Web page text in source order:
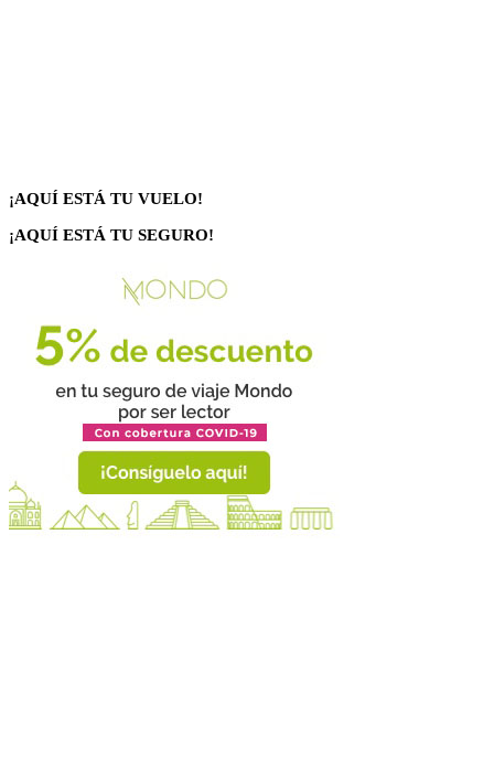
¡AQUÍ ESTÁ TU VUELO!
¡AQUÍ ESTÁ TU SEGURO!